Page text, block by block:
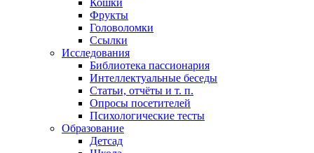
Фрукты
Головоломки
Ссылки
Исследования
Библиотека пассионария
Интеллектуальные беседы
Статьи, отчёты и т. п.
Опросы посетителей
Психологические тесты
Образование
Детсад